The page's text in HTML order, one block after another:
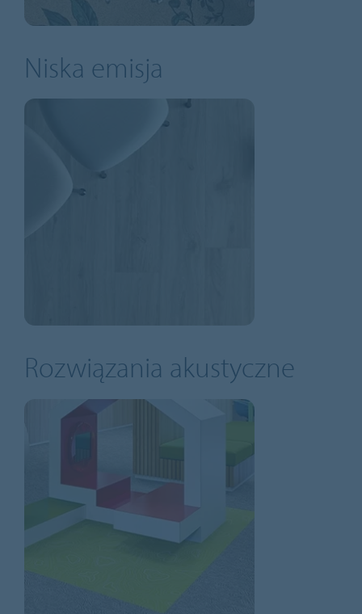
Niska emisja
Rozwiązania akustyczne